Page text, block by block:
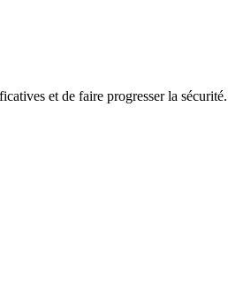
et de faire progresser la sécurité.